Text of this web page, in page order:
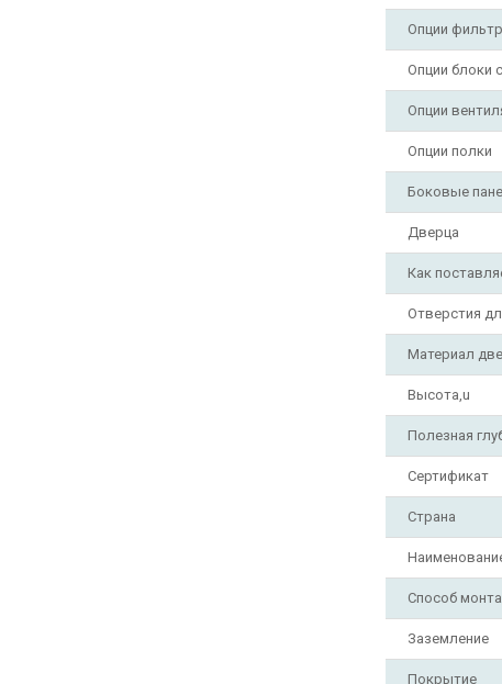
Опции
Опции блоки
Опции
Опции полки
Боковые
Дверца
Как
Отверстия
Материал
Высота,u
Полезная
Сертификат
Страна
Способ
Заземление
Покрытие